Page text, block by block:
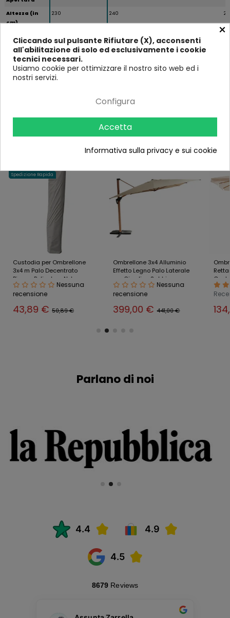
Altezza (in
cm)
230 240
cm)
Profondità
(in cm)
240
Spedizione
Ultimi visti
Spedizione Rapida
Custodia per Ombrellone
3x4 m Palo Decentrato
Bianco Poliestere Nylon
Nessuna
recensione
43,89 € 50,89 €
Ombrellone 3x4 Alluminio
Effetto Legno Palo Laterale
per Giardino Sabbia
Nessuna
recensione
399,00 €441,00 €
Parlano di noi
×
Cliccando sul pulsante Rifiutare (X), acconsenti
all'abilitazione di solo ed esclusivamente i cookie
tecnici necessari.
Usiamo cookie per ottimizzare il nostro sito web ed i
nostri servizi.
Configura
Accetta
Informativa sulla privacy e sui cookie